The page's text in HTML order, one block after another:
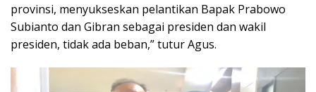
provinsi, menyukseskan pelantikan Bapak Prabowo
Subianto dan Gibran sebagai presiden dan wakil
presiden, tidak ada beban,” tutur Agus.